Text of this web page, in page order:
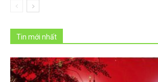
Tin mới nhất